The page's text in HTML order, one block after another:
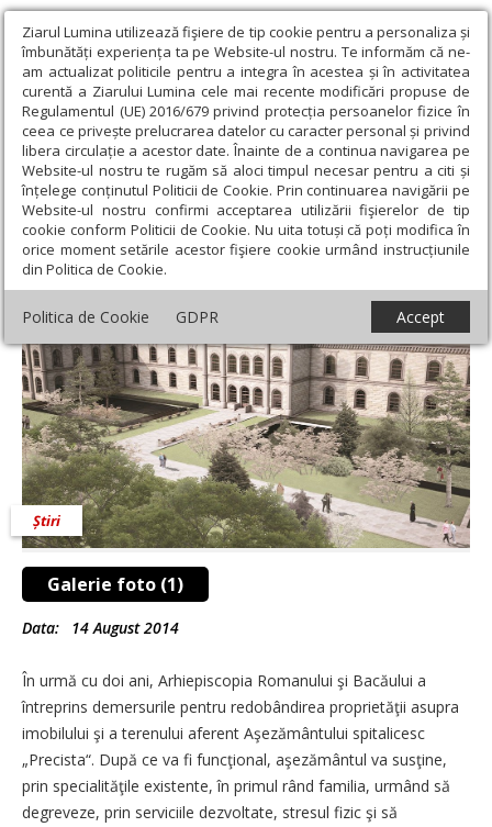
Ziarul Lumina utilizează fişiere de tip cookie pentru a personaliza și
îmbunătăți experiența ta pe Website-ul nostru. Te informăm că ne-
am actualizat politicile pentru a integra în acestea și în activitatea
curentă a Ziarului Lumina cele mai recente modificări propuse de
Regulamentul (UE) 2016/679 privind protecția persoanelor fizice în
ceea ce privește prelucrarea datelor cu caracter personal și privind
libera circulație a acestor date. Înainte de a continua navigarea pe
Website-ul nostru te rugăm să aloci timpul necesar pentru a citi și
înțelege conținutul Politicii de Cookie. Prin continuarea navigării pe
Website-ul nostru confirmi acceptarea utilizării fişierelor de tip
cookie conform Politicii de Cookie. Nu uita totuși că poți modifica în
orice moment setările acestor fişiere cookie urmând instrucțiunile
din Politica de Cookie.
Politica de Cookie GDPR Accept
Ziarul Lumina › Actualitate religioasă › Știri › Misiune hristică
faţă de oamenii suferinzi
Misiune hristică faţă de oamenii suferinzi
Galerie foto (1)
Știri
Data: 14 August 2014
În urmă cu doi ani, Arhiepiscopia Romanului şi Bacăului a
întreprins demersurile pentru redobândirea proprietăţii asupra
imobilului şi a terenului aferent Aşezământului spitalicesc
„Precista“. După ce va fi funcţional, aşezământul va susţine,
prin specialităţile existente, în primul rând familia, urmând să
degreveze, prin serviciile dezvoltate, stresul fizic şi să